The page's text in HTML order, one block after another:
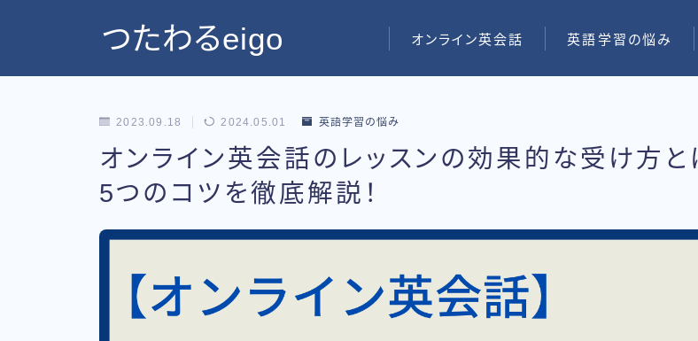
つたわるeigo オンライン英会話 英語学習の悩み
2023.09.18 2024.05.01 英語学習の悩み
オンライン英会話のレッスンの効果的な受け方と
5つのコツを徹底解説！